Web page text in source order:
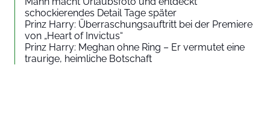
schockierendes Detail Tage später
Prinz Harry: Überraschungsauftritt bei der Premiere
von „Heart of Invictus“
Prinz Harry: Meghan ohne Ring – Er vermutet eine
traurige, heimliche Botschaft